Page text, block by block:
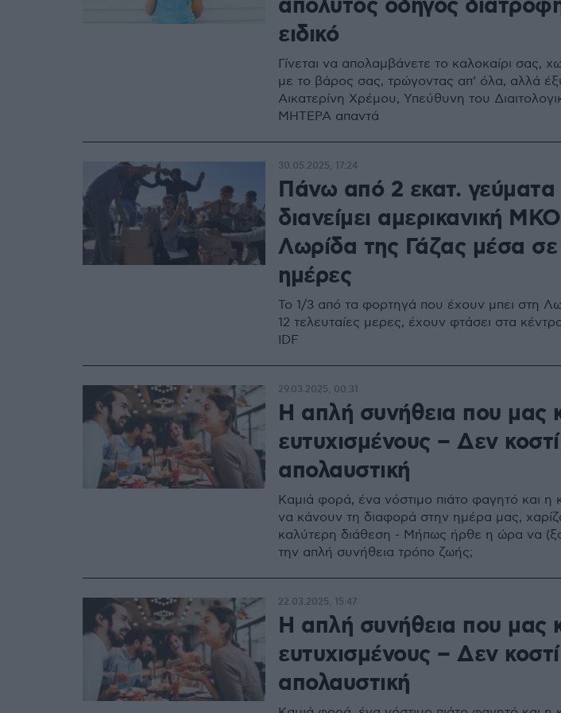
απόλυτος οδηγός
ειδικό
Γίνεται να απολαμβάνετε το καλοκαίρι σας,
με το βάρος σας, τρώγοντας απ’ όλα, αλλά
Αικατερίνη Χρέμου, Υπεύθυνη του
ΜΗΤΕΡΑ απαντά
Πάνω από 2 εκατ. γεύματα
διανείμει αμερικανική
Λωρίδα της Γάζας μέσα σε
ημέρες
Το 1/3 από τα φορτηγά που έχουν μπει στη
12 τελευταίες μερες, έχουν φτάσει στα
IDF
30.05.2025, 17:24
Η απλή συνήθεια που μας
ευτυχισμένους – Δεν
απολαυστική
Καμιά φορά, ένα νόστιμο πιάτο φαγητό και
να κάνουν τη διαφορά στην ημέρα μας,
καλύτερη διάθεση - Μήπως ήρθε η ώρα να
την απλή συνήθεια τρόπο ζωής;
29.03.2025, 00:31
Η απλή συνήθεια που μας
ευτυχισμένους – Δεν
απολαυστική
22.03.2025, 15:47